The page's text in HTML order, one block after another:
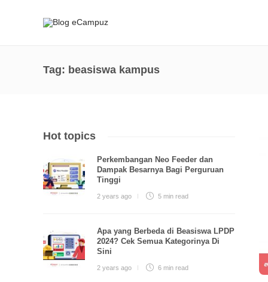
Tag: beasiswa kampus
Hot topics
Perkembangan Neo Feeder dan
Dampak Besarnya Bagi Perguruan
Tinggi
2 years ago 5 min read
Apa yang Berbeda di Beasiswa LPDP
2024? Cek Semua Kategorinya Di
Sini
2 years ago 6 min read